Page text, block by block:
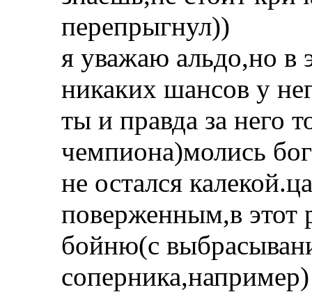
перепрыгнул))
я уважаю альдо,но в
никаких шансов у
ты и правда за него
чемпиона)молись
не остался
поверженным,в этот
бойню(с
соперника,например)